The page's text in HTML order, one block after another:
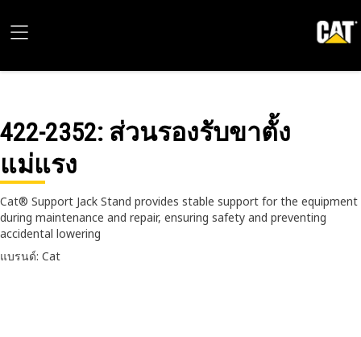
422-2352: ส่วนรองรับขาตั้ง
แม่แรง
Cat® Support Jack Stand provides stable support for the equipment
during maintenance and repair, ensuring safety and preventing
accidental lowering
แบรนด์: Cat